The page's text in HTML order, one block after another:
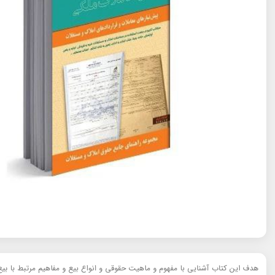
هدف این کتاب آشنایی با مفهوم و ماهیت حقوقی و انواع بیع و مفاهیم مرتبط با بیع